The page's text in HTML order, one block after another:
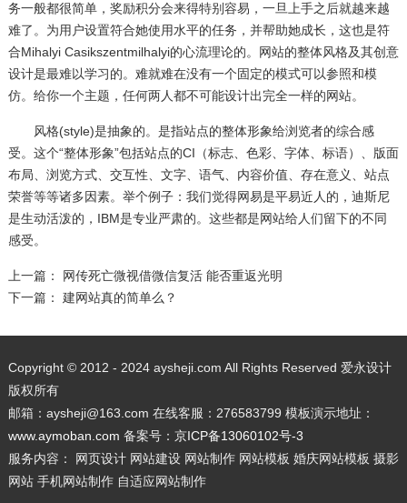
务一般都很简单，奖励积分会来得特别容易，一旦上手之后就越来越
难了。为用户设置符合她使用水平的任务，并帮助她成长，这也是符
合Mihalyi Casikszentmilhalyi的心流理论的。网站的整体风格及其创意
设计是最难以学习的。难就难在没有一个固定的模式可以参照和模
仿。给你一个主题，任何两人都不可能设计出完全一样的网站。
风格(style)是抽象的。是指站点的整体形象给浏览者的综合感
受。这个“整体形象”包括站点的CI（标志、色彩、字体、标语）、版面
布局、浏览方式、交互性、文字、语气、内容价值、存在意义、站点
荣誉等等诸多因素。举个例子：我们觉得网易是平易近人的，迪斯尼
是生动活泼的，IBM是专业严肃的。这些都是网站给人们留下的不同
感受。
上一篇：
网传死亡微视借微信复活 能否重返光明
下一篇：
建网站真的简单么？
Copyright © 2012 - 2024 aysheji.com All Rights Reserved 爱永设计
版权所有
邮箱：aysheji@163.com 在线客服：276583799 模板演示地址：
www.aymoban.com 备案号： 京ICP备13060102号-3
服务内容： 网页设计 网站建设 网站制作 网站模板 婚庆网站模板 摄影
网站 手机网站制作 自适应网站制作